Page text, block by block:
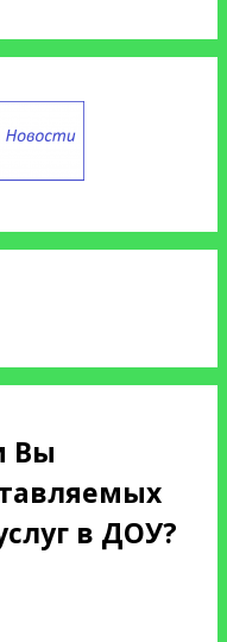
Вы
в ДОУ?